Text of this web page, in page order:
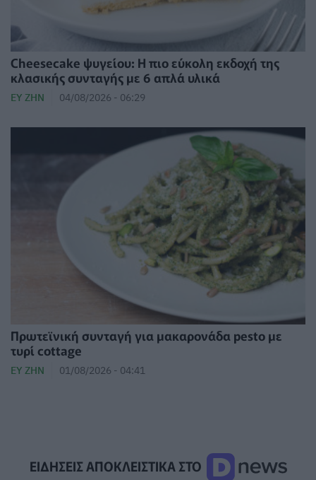
Cheesecake ψυγείου: Η πιο εύκολη εκδοχή της
κλασικής συνταγής με 6 απλά υλικά
ΕΥ ΖΗΝ 04/08/2026 - 06:29
Πρωτεϊνική συνταγή για μακαρονάδα pesto με
τυρί cottage
ΕΥ ΖΗΝ 01/08/2026 - 04:41
ΕΙΔΗΣΕΙΣ ΑΠΟΚΛΕΙΣΤΙΚΑ ΣΤΟ